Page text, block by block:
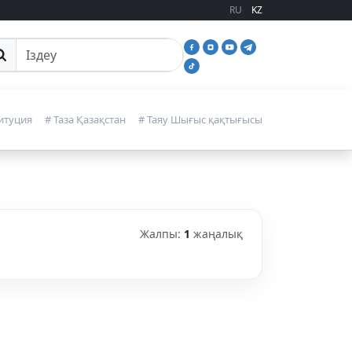
RU KZ
іздеу
# Таза Қазақстан # Таяу Шығыс қақтығысы
Жалпы: 1 жаңалық